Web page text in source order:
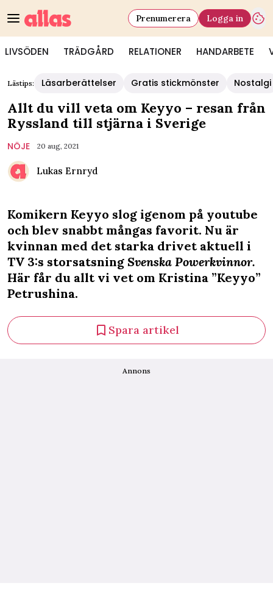
LIVSÖDEN TRÄDGÅRD RELATIONER HANDARBETE
Prenumerera Logga in
Lästips: Läsarberättelser Gratis stickmönster Nostalgi
Allt du vill veta om Keyyo – resan från
Ryssland till stjärna i Sverige
NÖJE 20 aug, 2021
Lukas Ernryd
Komikern Keyyo slog igenom på youtube
och blev snabbt mångas favorit. Nu är
kvinnan med det starka drivet aktuell i
TV 3:s storsatsning Svenska Powerkvinnor.
Här får du allt vi vet om Kristina ”Keyyo”
Petrushina.
Spara artikel
Annons